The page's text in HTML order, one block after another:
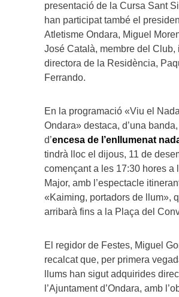
presentació de la Cursa Sant
han participat també el
Atletisme Ondara, Miguel
José Català, membre del Club,
directora de la Residència,
Ferrando.
En la programació «Viu el
Ondara» destaca, d’una banda,
d’encesa de l’enllumenat
tindrà lloc el dijous, 11 de
començant a les 17:30 hores a
Major, amb l’espectacle
«Kaiming, portadors de llum»,
arribarà fins a la Plaça del
El regidor de Festes, Miguel
recalcat que, per primera
llums han sigut adquirides
l’Ajuntament d’Ondara, amb